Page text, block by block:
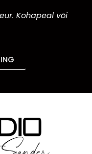
Kohapeal või